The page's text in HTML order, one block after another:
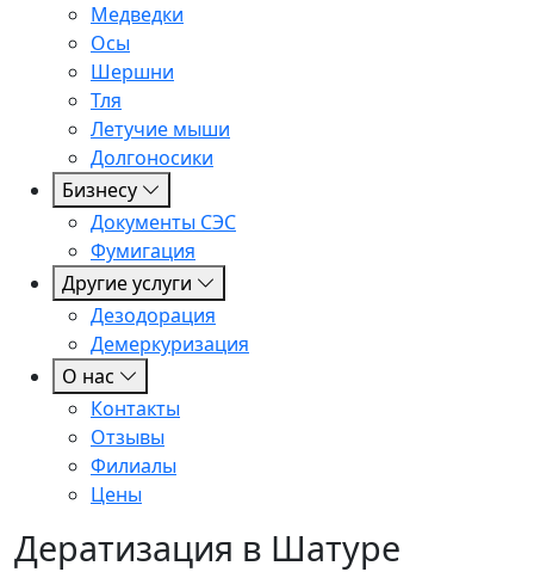
Медведки
Осы
Шершни
Тля
Летучие мыши
Долгоносики
Бизнесу
Документы СЭС
Фумигация
Другие услуги
Дезодорация
Демеркуризация
О нас
Контакты
Отзывы
Филиалы
Цены
Дератизация в Шатуре